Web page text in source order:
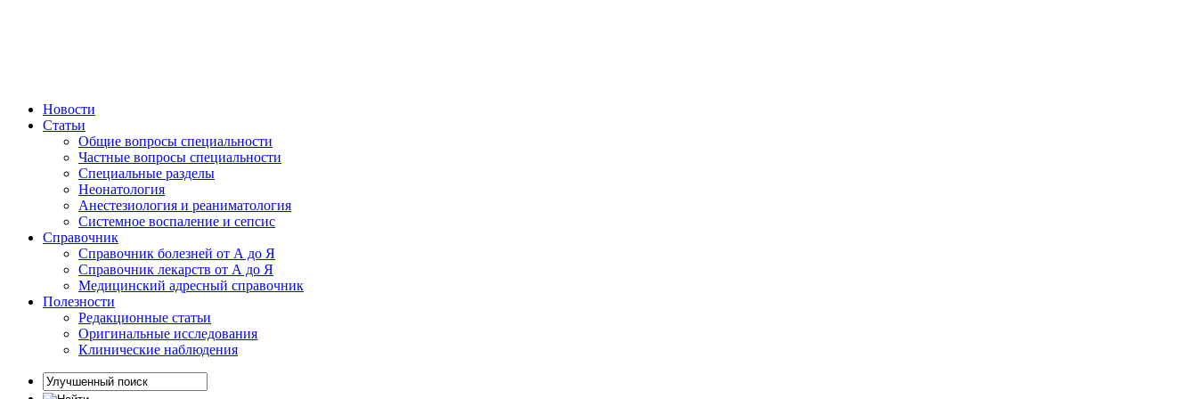
Новости
Статьи
Общие вопросы специальности
Частные вопросы специальности
Специальные разделы
Неонатология
Анестезиология и реаниматология
Системное воспаление и сепсис
Справочник
Справочник болезней от А до Я
Справочник лекарств от А до Я
Медицинский адресный справочник
Полезности
Редакционные статьи
Оригинальные исследования
Клинические наблюдения